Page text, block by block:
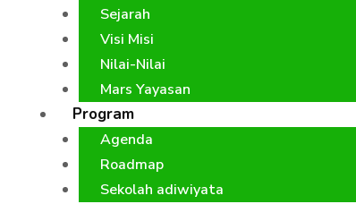
o
k
e
r
a
m
Sejarah
Visi Misi
Nilai-Nilai
Mars Yayasan
Program
Agenda
Roadmap
Sekolah adiwiyata